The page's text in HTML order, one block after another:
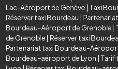
Lac-Aéroport de Genève | Taxi
Réserver taxi Bourdeau |
Bourdeau-Aéroport de Grenoble |
de Grenoble | Réserver taxi
Partenariat taxi Bourdeau-
Bourdeau-aéroport de Lyon | Tarif